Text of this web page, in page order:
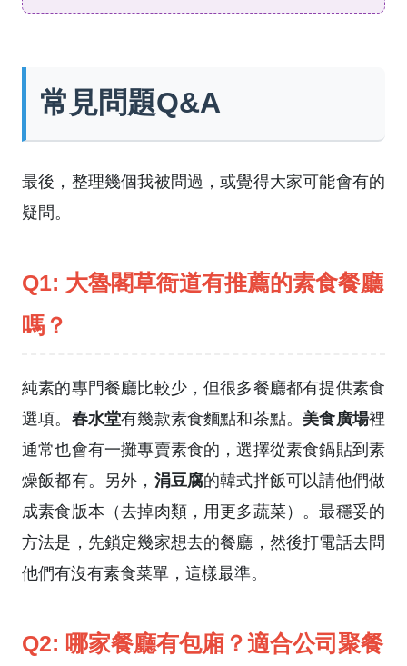
常見問題Q&A
最後，整理幾個我被問過，或覺得大家可能會有的
疑問。
Q1: 大魯閣草衙道有推薦的素食餐廳
嗎？
純素的專門餐廳比較少，但很多餐廳都有提供素食
選項。 春水堂有幾款素食麵點和茶點。 美食廣場裡
通常也會有一攤專賣素食的，選擇從素食鍋貼到素
燥飯都有。另外， 涓豆腐的韓式拌飯可以請他們做
成素食版本（去掉肉類，用更多蔬菜）。最穩妥的
方法是，先鎖定幾家想去的餐廳，然後打電話去問
他們有沒有素食菜單，這樣最準。
Q2: 哪家餐廳有包廂？適合公司聚餐